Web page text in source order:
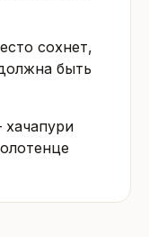
сохнет,
быть
хачапури